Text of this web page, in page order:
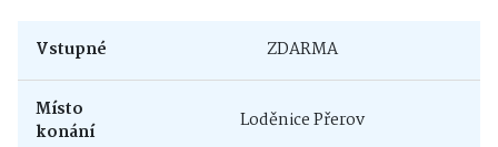
Vstupné ZDARMA
Místo
konání
Loděnice Přerov